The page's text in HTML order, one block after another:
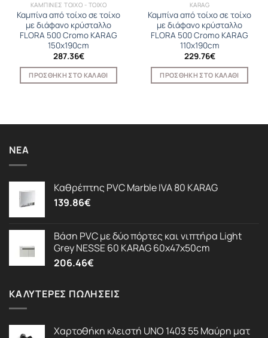
ΚΑΜΠΙΝΕΣ ΤΟΙΧΟ - ΤΟΙΧΟ
Καμπίνα από τοίχο σε τοίχο
με διάφανο κρύσταλλο
FLORA 500 Cromo KARAG
150x190cm
287.36€
ΠΡΟΣΘΉΚΗ ΣΤΟ ΚΑΛΆΘΙ
KARAG
Καμπίνα από τοίχο σε τοίχο
με διάφανο κρύσταλλο
FLORA 500 Cromo KARAG
110x190cm
229.76€
ΠΡΟΣΘΉΚΗ ΣΤΟ ΚΑΛΆΘΙ
ΝΈΑ
Καθρέπτης PVC Marble IVA 80 KARAG
139.86€
Βάση PVC με δύο πόρτες και νιπτήρα Light
Grey NESSE 60 KARAG 60x47x50cm
206.46€
ΚΑΛΎΤΕΡΕΣ ΠΩΛΉΣΕΙΣ
Χαρτοθήκη κλειστή UNO 1403 55 Μαύρη ματ